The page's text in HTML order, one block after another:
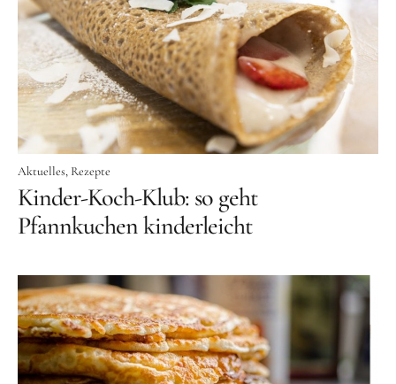
Aktuelles Rezepte
Kinder-Koch-Klub: so geht
Pfannkuchen kinderleicht